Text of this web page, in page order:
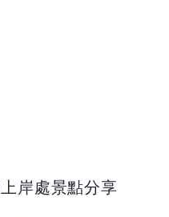
岸處景點分享